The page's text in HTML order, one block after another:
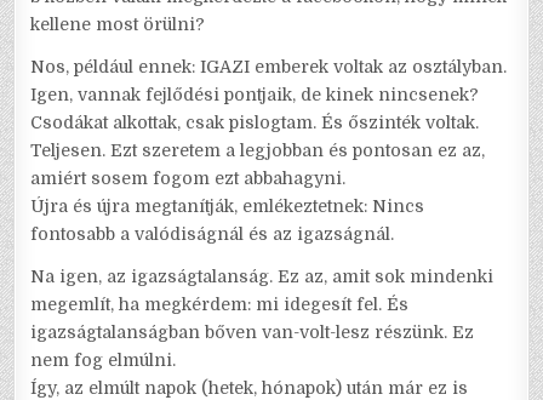
kellene most örülni?
Nos, például ennek: IGAZI emberek voltak az osztályban.
Igen, vannak fejlődési pontjaik, de kinek nincsenek?
Csodákat alkottak, csak pislogtam. És őszinték voltak.
Teljesen. Ezt szeretem a legjobban és pontosan ez az,
amiért sosem fogom ezt abbahagyni.
Újra és újra megtanítják, emlékeztetnek: Nincs
fontosabb a valódiságnál és az igazságnál.
Na igen, az igazságtalanság. Ez az, amit sok mindenki
megemlít, ha megkérdem: mi idegesít fel. És
igazságtalanságban bőven van-volt-lesz részünk. Ez
nem fog elmúlni.
Így, az elmúlt napok (hetek, hónapok) után már ez is